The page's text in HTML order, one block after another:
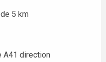
5 km
A41 direction